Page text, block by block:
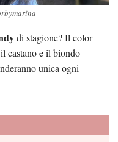
di stagione? Il color
castano e il biondo
unica ogni